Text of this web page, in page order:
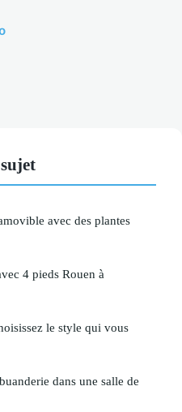
avec des plantes
4 pieds Rouen à
le style qui vous
dans une salle de